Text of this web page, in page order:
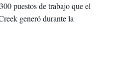
puestos de trabajo que el
generó durante la